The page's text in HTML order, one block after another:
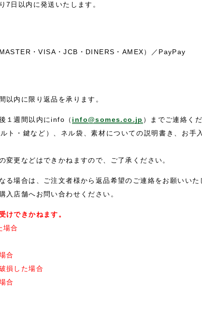
7日以内に発送いたします。
・VISA・JCB・DINERS・AMEX）／PayPay
以内に限り返品を承ります。
１週間以内にinfo（ info@somes.co.jp ）までご連絡く
ト・鍵など）、ネル袋、素材についての説明書き、お手
変更などはできかねますので、ご了承ください。
場合は、ご注文者様から返品希望のご連絡をお願いいた
店舗へお問い合わせください。
けできかねます。
場合
合
損した場合
合